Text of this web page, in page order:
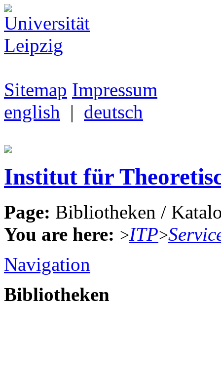
Sitemap Impressum
english | deutsch
Institut für
Page: Bibliotheken /
You are here: >ITP>
Navigation
Bibliotheken